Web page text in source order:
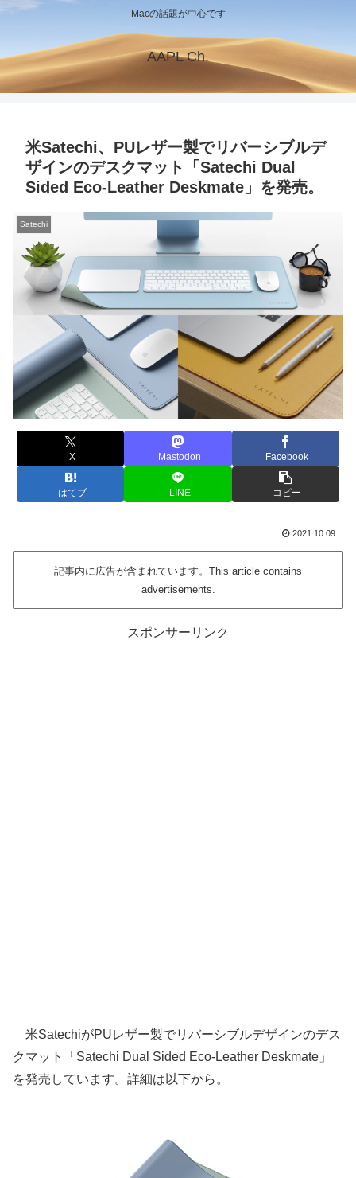
Macの話題が中心です
AAPL Ch.
米Satechi、PUレザー製でリバーシブルデ
ザインのデスクマット「Satechi Dual
Sided Eco-Leather Deskmate」を発売。
Satechi
X Mastodon Facebook
はてブ LINE コピー
2021.10.09
記事内に広告が含まれています。This article contains
advertisements.
スポンサーリンク
米SatechiがPUレザー製でリバーシブルデザインのデス
クマット「Satechi Dual Sided Eco-Leather Deskmate」
を発売しています。詳細は以下から。